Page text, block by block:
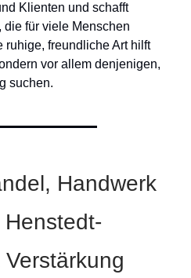
Klienten und schafft
für viele Menschen
ruhige, freundliche Art hilft
vor allem denjenigen,
suchen.
Handwerk